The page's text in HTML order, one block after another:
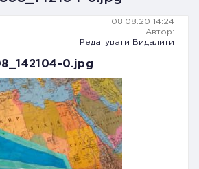
08.08.20 14:24
Автор:
Редагувати
Видалити
0.jpg